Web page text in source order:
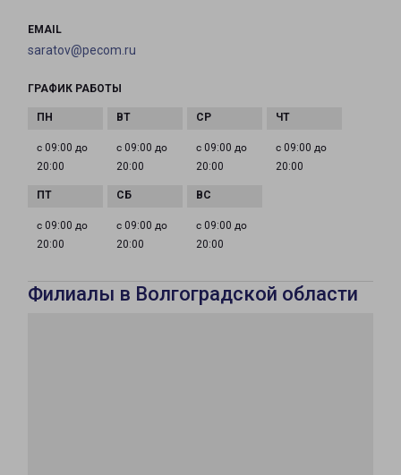
EMAIL
saratov@pecom.ru
ГРАФИК РАБОТЫ
с 09:00 до
20:00
с 09:00 до
20:00
с 09:00 до
20:00
с 09:00 до
20:00
с 09:00 до
20:00
с 09:00 до
20:00
с 09:00 до
20:00
Филиалы в Волгоградской области